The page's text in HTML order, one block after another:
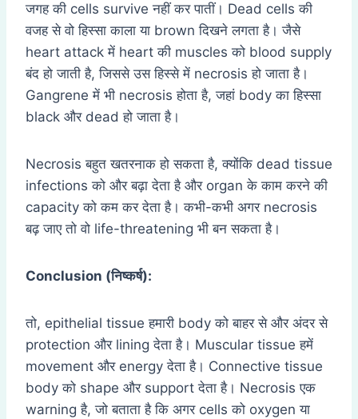
जगह की cells survive नहीं कर पातीं। Dead cells की
वजह से वो हिस्सा काला या brown दिखने लगता है। जैसे
heart attack में heart की muscles को blood supply
बंद हो जाती है, जिससे उस हिस्से में necrosis हो जाता है।
Gangrene में भी necrosis होता है, जहां body का हिस्सा
black और dead हो जाता है।
Necrosis बहुत खतरनाक हो सकता है, क्योंकि dead tissue
infections को और बढ़ा देता है और organ के काम करने की
capacity को कम कर देता है। कभी-कभी अगर necrosis
बढ़ जाए तो वो life-threatening भी बन सकता है।
Conclusion (निष्कर्ष):
तो, epithelial tissue हमारी body को बाहर से और अंदर से
protection और lining देता है। Muscular tissue हमें
movement और energy देता है। Connective tissue
body को shape और support देता है। Necrosis एक
warning है, जो बताता है कि अगर cells को oxygen या